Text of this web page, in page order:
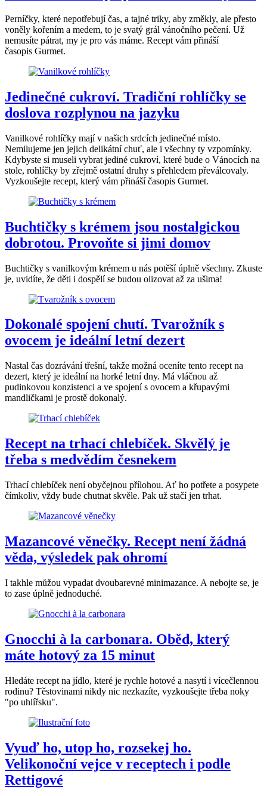
Perníčky, které nepotřebují čas, a tajné triky, aby změkly, ale přesto
voněly kořením a medem, to je svatý grál vánočního pečení. Už
nemusíte pátrat, my je pro vás máme. Recept vám přináší
časopis Gurmet.
Jedinečné cukroví. Tradiční rohlíčky se
doslova rozplynou na jazyku
Vanilkové rohlíčky mají v našich srdcích jedinečné místo.
Nemilujeme jen jejich delikátní chuť, ale i všechny ty vzpomínky.
Kdybyste si museli vybrat jediné cukroví, které bude o Vánocích na
stole, rohlíčky by zřejmě ostatní druhy s přehledem převálcovaly.
Vyzkoušejte recept, který vám přináší časopis Gurmet.
Buchtičky s krémem jsou nostalgickou
dobrotou. Provoňte si jimi domov
Buchtičky s vanilkovým krémem u nás potěší úplně všechny. Zkuste
je, uvidíte, že děti i dospělí se budou olizovat až za ušima!
Dokonalé spojení chutí. Tvarožník s
ovocem je ideální letní dezert
Nastal čas dozrávání třešní, takže možná oceníte tento recept na
dezert, který je ideální na horké letní dny. Má vláčnou až
pudinkovou konzistenci a ve spojení s ovocem a křupavými
mandličkami je prostě dokonalý.
Recept na trhací chlebíček. Skvělý je
třeba s medvědím česnekem
Trhací chlebíček není obyčejnou přílohou. Ať ho potřete a posypete
čímkoliv, vždy bude chutnat skvěle. Pak už stačí jen trhat.
Mazancové věnečky. Recept není žádná
věda, výsledek pak ohromí
I takhle můžou vypadat dvoubarevné minimazance. A nebojte se, je
to zase úplně jednoduché.
Gnocchi à la carbonara. Oběd, který
máte hotový za 15 minut
Hledáte recept na jídlo, které je rychle hotové a nasytí i vícečlennou
rodinu? Těstovinami nikdy nic nezkazíte, vyzkoušejte třeba noky
"po uhlířsku".
Vyuď ho, utop ho, rozsekej ho.
Velikonoční vejce v receptech i podle
Rettigové